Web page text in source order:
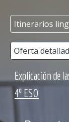
Oferta
Explicación de
4º ESO